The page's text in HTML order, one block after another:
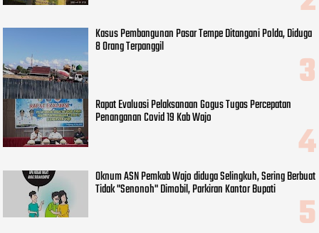
Kasus Pembangunan Pasar Tempe Ditangani Polda, Diduga
8 Orang Terpanggil
Rapat Evaluasi Pelaksanaan Gogus Tugas Percepatan
Penanganan Covid 19 Kab Wajo
Oknum ASN Pemkab Wajo diduga Selingkuh, Sering Berbuat
Tidak "Senonoh" Dimobil, Parkiran Kantor Bupati